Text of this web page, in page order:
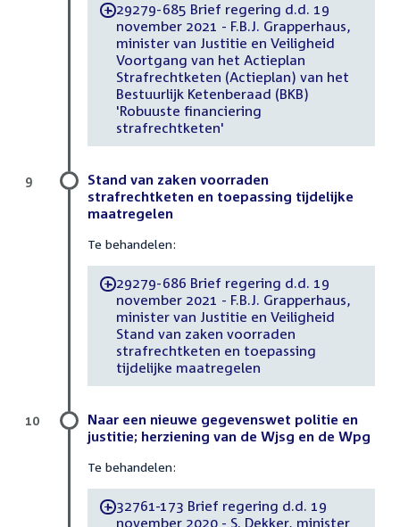
-29279-685 Brief regering d.d. 19
november 2021 - F.B.J. Grapperhaus,
minister van Justitie en Veiligheid
Voortgang van het Actieplan
Strafrechtketen (Actieplan) van het
Bestuurlijk Ketenberaad (BKB)
'Robuuste financiering
strafrechtketen'
Stand van zaken voorraden
strafrechtketen en toepassing tijdelijke
maatregelen
Te behandelen:
-29279-686 Brief regering d.d. 19
november 2021 - F.B.J. Grapperhaus,
minister van Justitie en Veiligheid
Stand van zaken voorraden
strafrechtketen en toepassing
tijdelijke maatregelen
9
Naar een nieuwe gegevenswet politie en
justitie; herziening van de Wjsg en de Wpg
Te behandelen:
-32761-173 Brief regering d.d. 19
november 2020 - S. Dekker, minister
10